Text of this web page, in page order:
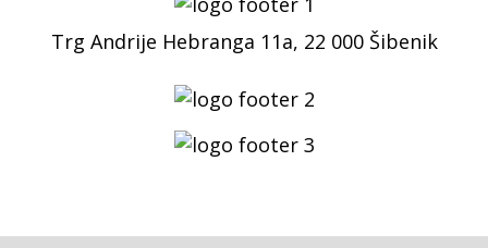
Trg Andrije Hebranga 11a, 22 000 Šibenik